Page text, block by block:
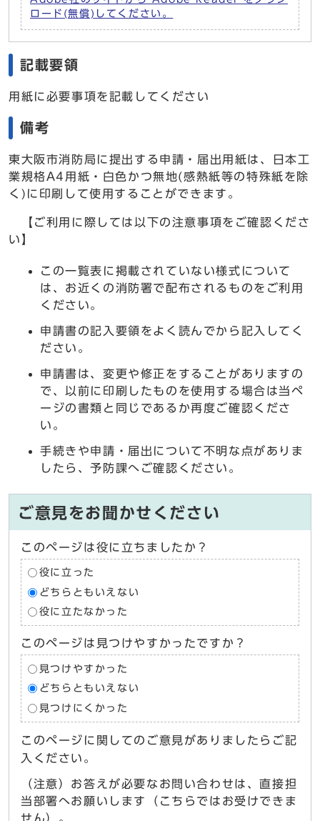
ロード(無償)してください。
記載要領
用紙に必要事項を記載してください
備考
東大阪市消防局に提出する申請・届出用紙は、日本工
業規格A4用紙・白色かつ無地(感熱紙等の特殊紙を除
く)に印刷して使用することができます。
【ご利用に際しては以下の注意事項をご確認くださ
い】
この一覧表に掲載されていない様式について
は、お近くの消防署で配布されるものをご利用
ください。
申請書の記入要領をよく読んでから記入してく
ださい。
申請書は、変更や修正をすることがありますの
で、以前に印刷したものを使用する場合は当ペ
ージの書類と同じであるか再度ご確認くださ
い。
手続きや申請・届出について不明な点がありま
したら、予防課へご確認ください。
ご意見をお聞かせください
このページは役に立ちましたか？
役に立った
どちらともいえない
役に立たなかった
このページは見つけやすかったですか？
見つけやすかった
どちらともいえない
見つけにくかった
このページに関してのご意見がありましたらご記
入ください。
（注意）お答えが必要なお問い合わせは、直接担
当部署へお願いします（こちらではお受けできま
せん）。